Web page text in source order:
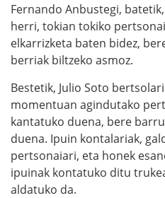
Fernando Anbustegi,
herri, tokian tokiko
elkarrizketa baten bidez,
berriak biltzeko asmoz.
Bestetik, Julio Soto
momentuan agindutako
kantatuko duena, bere
duena. Ipuin kontalariak,
pertsonaiari, eta honek
ipuinak kontatuko ditu
aldatuko da.